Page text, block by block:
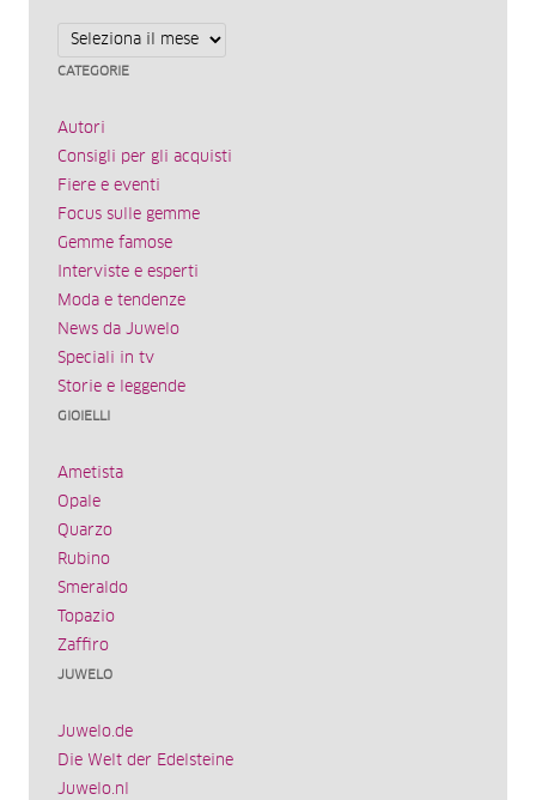
Archivi
CATEGORIE
Autori
Consigli per gli acquisti
Fiere e eventi
Focus sulle gemme
Gemme famose
Interviste e esperti
Moda e tendenze
News da Juwelo
Speciali in tv
Storie e leggende
GIOIELLI
Ametista
Opale
Quarzo
Rubino
Smeraldo
Topazio
Zaffiro
JUWELO
Juwelo.de
Die Welt der Edelsteine
Juwelo.nl